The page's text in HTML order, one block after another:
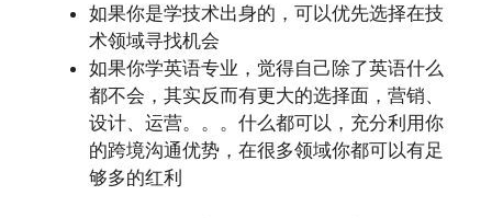
如果你是学技术出身的，可以优先选择在技
术领域寻找机会
如果你学英语专业，觉得自己除了英语什么
都不会，其实反而有更大的选择面，营销、
设计、运营。。。什么都可以，充分利用你
的跨境沟通优势，在很多领域你都可以有足
够多的红利